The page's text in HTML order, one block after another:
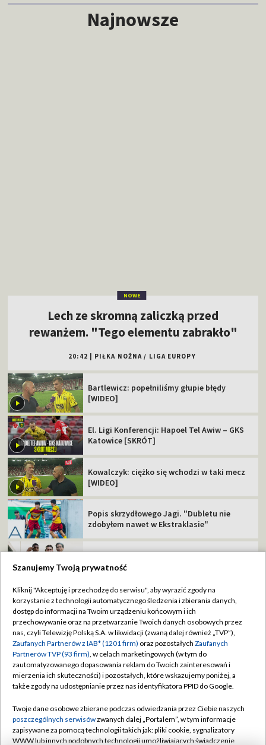
Najnowsze
NOWE
Lech ze skromną zaliczką przed
rewanżem. "Tego elementu zabrakło"
20:42 PIŁKA NOŻNA / LIGA EUROPY
Bartlewicz: popełniliśmy głupie błędy
[WIDEO]
El. Ligi Konferencji: Hapoel Tel Awiw – GKS
Katowice [SKRÓT]
Kowalczyk: ciężko się wchodzi w taki mecz
[WIDEO]
Popis skrzydłowego Jagi. "Dubletu nie
zdobyłem nawet w Ekstraklasie"
Zagrali potencjalni rywale Polaków. Jest
jedna niespodzianka
Polskie kluby w europejskich pucharach.
Sprawdź terminarz!
TVP
Abonament TVP
Sklep TVP
Biuro Reklamy
Regulamin TVP
Polityka prywatności
Moje zgody
Szanujemy Twoją prywatność
Kliknij "Akceptuję i przechodzę do serwisu", aby wyrazić zgody na
korzystanie z technologii automatycznego śledzenia i zbierania danych,
dostęp do informacji na Twoim urządzeniu końcowym i ich
przechowywanie oraz na przetwarzanie Twoich danych osobowych przez
nas, czyli Telewizję Polską S.A. w likwidacji (zwaną dalej również „TVP”),
Zaufanych Partnerów z IAB* (1201 firm) oraz pozostałych Zaufanych
Partnerów TVP (93 firm), w celach marketingowych (w tym do
zautomatyzowanego dopasowania reklam do Twoich zainteresowań i
mierzenia ich skuteczności) i pozostałych, które wskazujemy poniżej, a
także zgody na udostępnianie przez nas identyfikatora PPID do Google.
Twoje dane osobowe zbierane podczas odwiedzania przez Ciebie naszych
poszczególnych serwisówzwanych dalej „Portalem”, w tym informacje
zapisywane za pomocą technologii takich jak: pliki cookie, sygnalizatory
WWW lub innych podobnych technologii umożliwiających świadczenie